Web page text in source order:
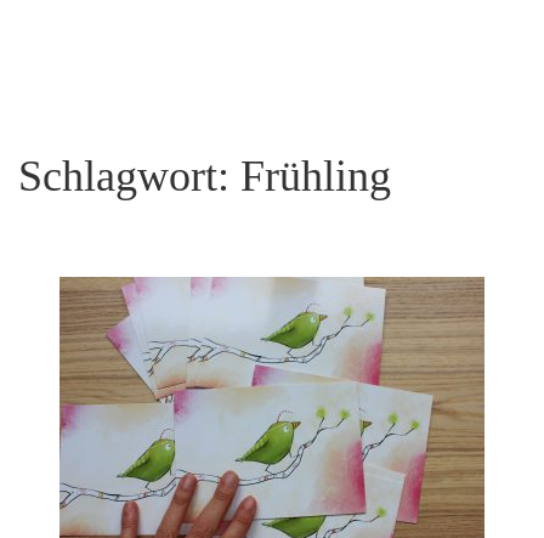
Schlagwort: Frühling